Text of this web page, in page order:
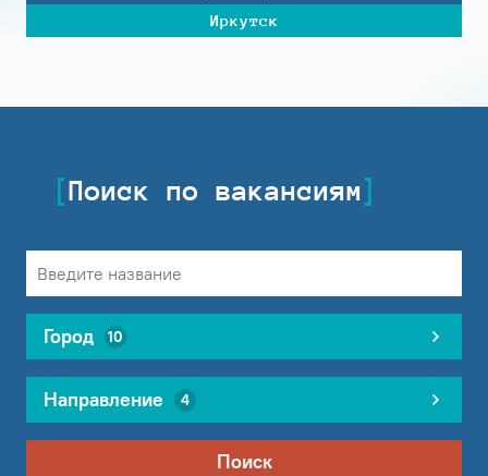
Иркутск
Поиск по вакансиям
Город 10
Направление 4
Поиск